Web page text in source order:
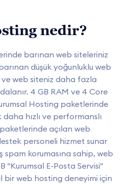
nedir?
barınan web siteleriniz
düşük yoğunluklu web
ve web siteniz daha fazla
4 GB RAM ve 4 Core
Hosting paketlerinde
hızlı ve performanslı
açılan web
personeli hizmet sunar
korumasına sahip, web
"Kurumsal E-Posta Servisi"
bir web hosting deneyimi için